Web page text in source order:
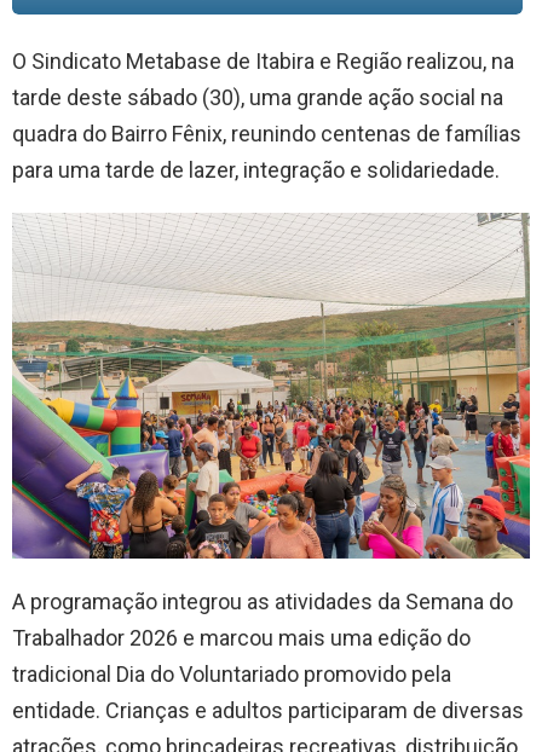
O Sindicato Metabase de Itabira e Região realizou, na
tarde deste sábado (30), uma grande ação social na
quadra do Bairro Fênix, reunindo centenas de famílias
para uma tarde de lazer, integração e solidariedade.
A programação integrou as atividades da Semana do
Trabalhador 2026 e marcou mais uma edição do
tradicional Dia do Voluntariado promovido pela
entidade. Crianças e adultos participaram de diversas
atrações, como brincadeiras recreativas, distribuição